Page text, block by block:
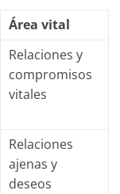
Área vital
Relaciones y
compromisos
vitales
Relaciones
ajenas y
deseos